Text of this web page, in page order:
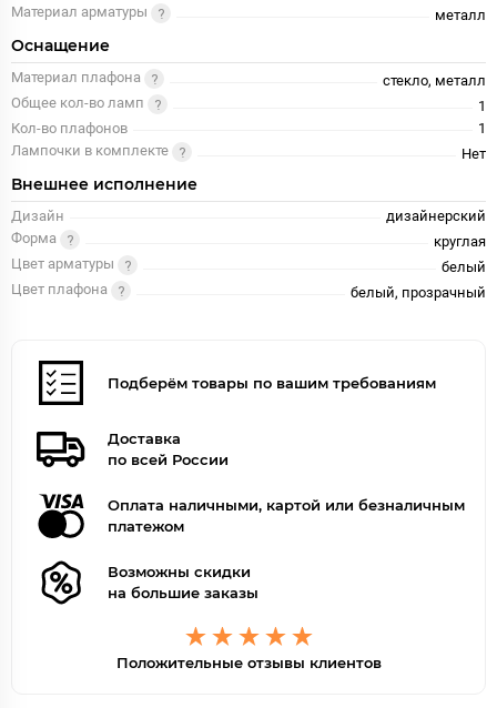
Материал арматуры
металл
Оснащение
Материал плафона
стекло, металл
Общее кол-во ламп
1
Кол-во плафонов
1
Лампочки в комплекте
Нет
Внешнее исполнение
Дизайн
дизайнерский
Форма
круглая
Цвет арматуры
белый
Цвет плафона
белый, прозрачный
Подберём товары по вашим требованиям
Доставка
по всей России
Оплата наличными, картой или безналичным
платежом
Возможны скидки
на большие заказы
Положительные отзывы клиентов